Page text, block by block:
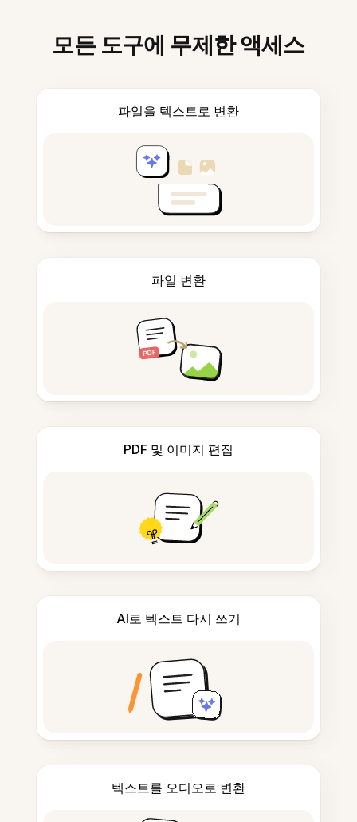
모든 도구에 무제한 액세스
파일을 텍스트로 변환
파일 변환
PDF 및 이미지 편집
AI로 텍스트 다시 쓰기
텍스트를 오디오로 변환